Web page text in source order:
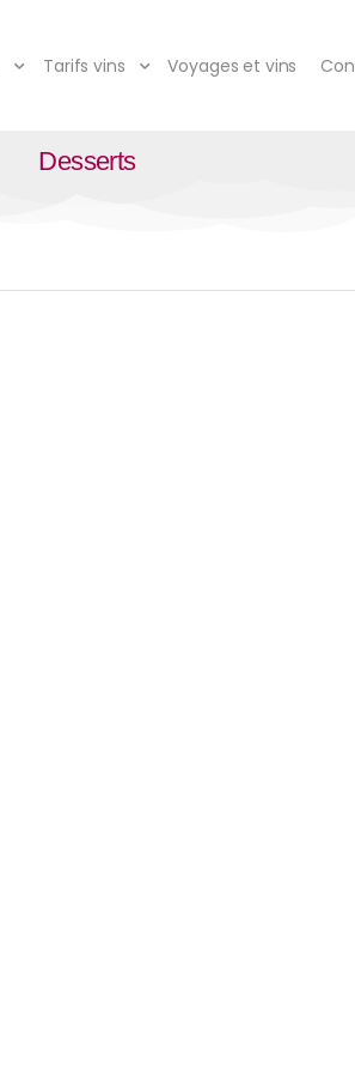
Tarifs vins Voyages et vins
Desserts